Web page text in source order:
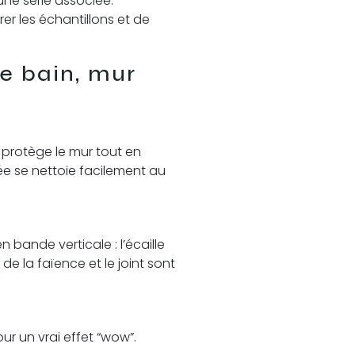
les échantillons et de
bain, mur
le mur tout en
se nettoie facilement au
bande verticale : l’écaille
la faïence et le joint sont
un vrai effet “wow”.